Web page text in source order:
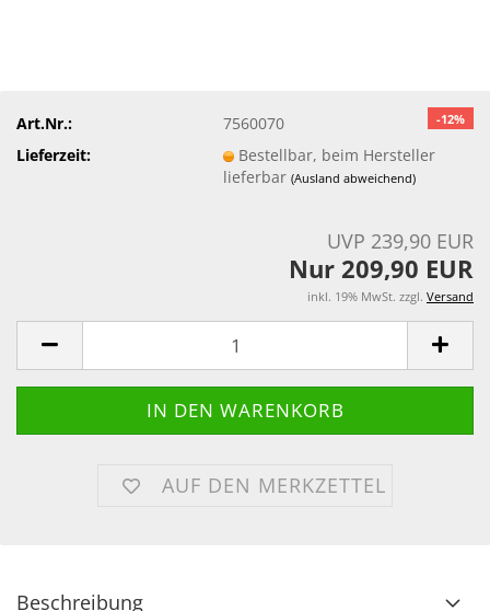
-12%
Art.Nr.:
7560070
Lieferzeit:
Bestellbar, beim Hersteller
lieferbar(Ausland abweichend)
UVP 239,90 EUR
Nur 209,90 EUR
inkl. 19% MwSt. zzgl. Versand
AUF DEN MERKZETTEL
Beschreibung